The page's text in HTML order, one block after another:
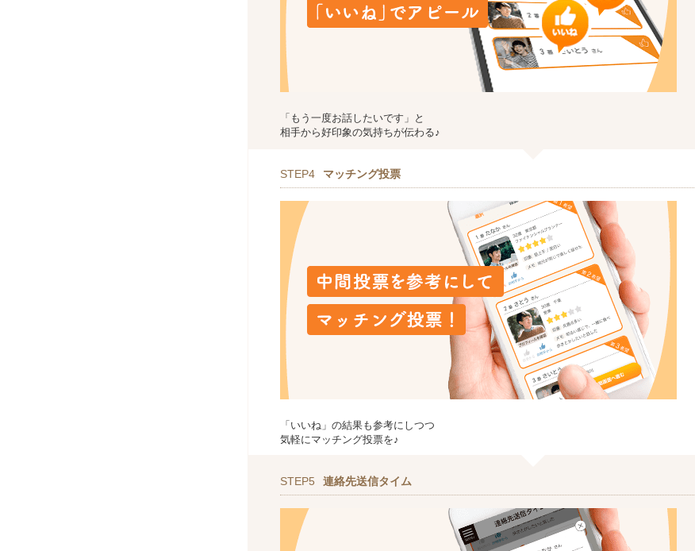
「もう一度お話したいです」と
相手から好印象の気持ちが伝わる♪
STEP4 マッチング投票
「いいね」の結果も参考にしつつ
気軽にマッチング投票を♪
STEP5 連絡先送信タイム